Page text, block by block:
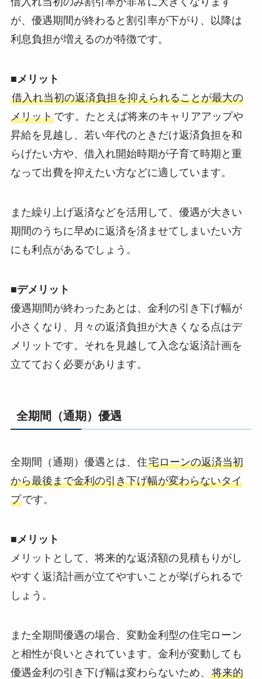
が、優遇期間が終わると割引率が下がり、以降は
利息負担が増えるのが特徴です。
■メリット
借入れ当初の返済負担を抑えられることが最大の
メリットです。たとえば将来のキャリアアップや
昇給を見越し、若い年代のときだけ返済負担を和
らげたい方や、借入れ開始時期が子育て時期と重
なって出費を抑えたい方などに適しています。
また繰り上げ返済などを活用して、優遇が大きい
期間のうちに早めに返済を済ませてしまいたい方
にも利点があるでしょう。
■デメリット
優遇期間が終わったあとは、金利の引き下げ幅が
小さくなり、月々の返済負担が大きくなる点はデ
メリットです。それを見越して入念な返済計画を
立てておく必要があります。
全期間（通期）優遇
全期間（通期）優遇とは、住宅ローンの返済当初
から最後まで金利の引き下げ幅が変わらないタイ
プです。
■メリット
メリットとして、将来的な返済額の見積もりがし
やすく返済計画が立てやすいことが挙げられるで
しょう。
また全期間優遇の場合、変動金利型の住宅ローン
と相性が良いとされています。金利が変動しても
優遇金利の引き下げ幅は変わらないため、 将来的